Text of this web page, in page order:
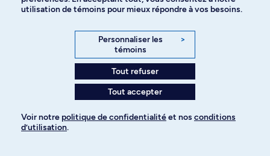
Besoin d’info sur
l’admission?
utilisation de témoins pour mieux répondre à vos besoins.
Personnaliser les
témoins
>
Tout refuser
Tout accepter
Voir notre politique de confidentialitéet nos conditions
d’utilisation.